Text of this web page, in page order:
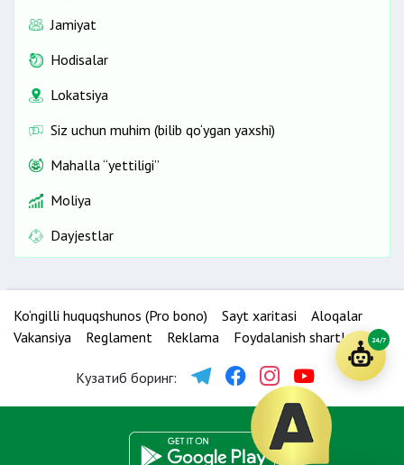
Jamiyat
Hodisalar
Lokatsiya
Siz uchun muhim (bilib qo‘ygan yaxshi)
Mahalla “yettiligi”
Moliya
Dayjestlar
Ko‘ngilli huquqshunos (Pro bono) Sayt xaritasi
Aloqalar
Vakansiya
Reglament Reklama Foydalanish shartlari
Кузатиб боринг:
24/7